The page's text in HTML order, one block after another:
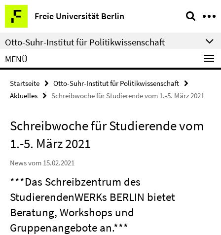
Springe
direkt
zu
Inhalt
Freie Universität Berlin
Service-
Navigation
Otto-Suhr-Institut für Politikwissenschaft
MENÜ
Startseite
Otto-Suhr-Institut für Politikwissenschaft
Aktuelles
Schreibwoche für Studierende vom 1.-5. März 2021
Schreibwoche für Studierende vom
1.-5. März 2021
News vom 15.02.2021
***Das Schreibzentrum des
StudierendenWERKs BERLIN bietet
Beratung, Workshops und
Gruppenangebote an.***